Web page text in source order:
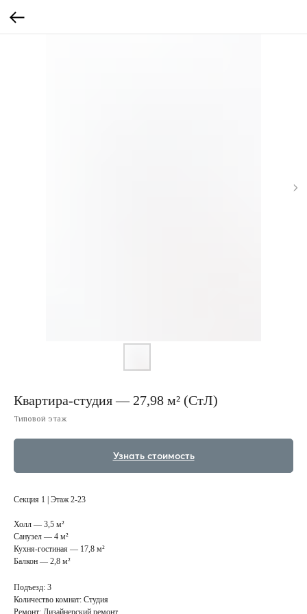
Квартира-студия — 27,98 м² (СтЛ)
Типовой этаж
Узнать стоимость
Секция 1 | Этаж 2-23
Холл — 3,5 м²
Санузел — 4 м²
Кухня-гостиная — 17,8 м²
Балкон — 2,8 м²
Подъезд: 3
Количество комнат: Студия
Ремонт: Дизайнерский ремонт